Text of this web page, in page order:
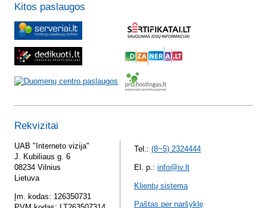
Kitos paslaugos
Rekvizitai
UAB "Interneto vizija"
J. Kubiliaus g. 6
08234 Vilnius
Lietuva
Įm. kodas: 126350731
Tel.: (8~5) 2324444
El. p.: info@iv.lt
Klientų sistema
Paštas per naršyklę